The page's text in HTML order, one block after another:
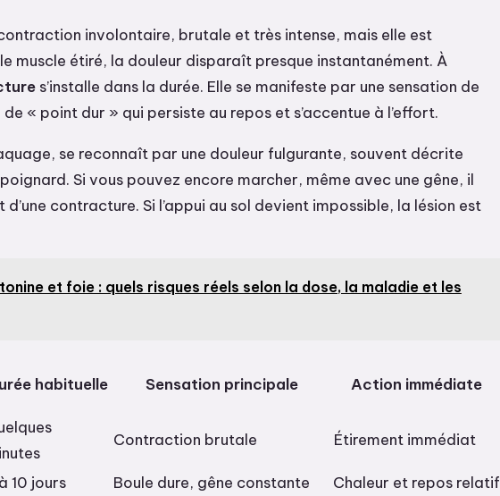
involontaire, brutale et très intense, mais elle est
muscle étiré, la douleur disparaît presque instantanément. À
s’installe dans la durée. Elle se manifeste par une sensation de
« point dur » qui persiste au repos et s’accentue à l’effort.
se reconnaît par une douleur fulgurante, souvent décrite
Si vous pouvez encore marcher, même avec une gêne, il
d’une contracture. Si l’appui au sol devient impossible, la lésion est
et foie : quels risques réels selon la dose, la maladie et les
habituelle Sensation principale Action immédiate
Contraction brutale Étirement immédiat
10 jours Boule dure, gêne constante Chaleur et repos relatif